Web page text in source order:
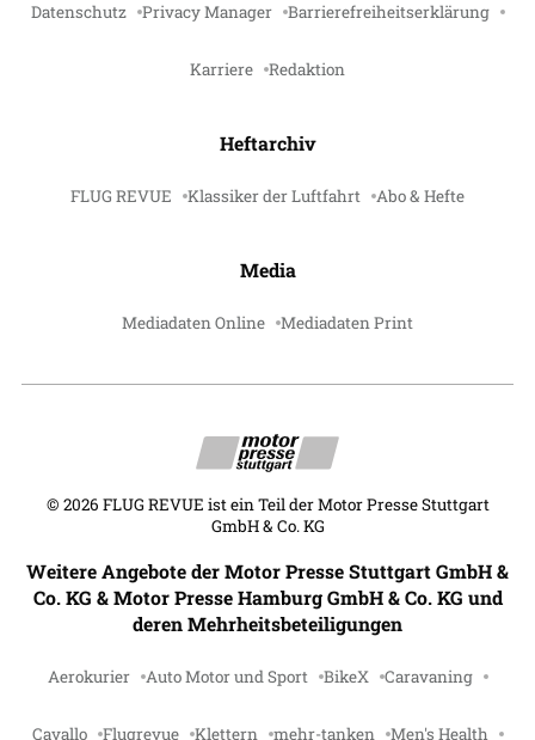
Datenschutz Privacy Manager Barrierefreiheitserklärung
Karriere Redaktion
Heftarchiv
FLUG REVUE Klassiker der Luftfahrt Abo & Hefte
Media
Mediadaten Online Mediadaten Print
© 2026 FLUG REVUE ist ein Teil der Motor Presse Stuttgart
GmbH & Co. KG
Weitere Angebote der Motor Presse Stuttgart GmbH &
Co. KG & Motor Presse Hamburg GmbH & Co. KG und
deren Mehrheitsbeteiligungen
Aerokurier Auto Motor und Sport BikeX Caravaning
Cavallo Flugrevue Klettern mehr-tanken Men's Health